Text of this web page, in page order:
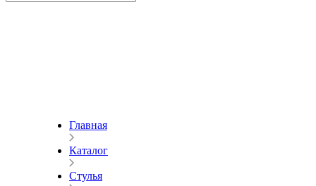
Главная
Каталог
Стулья